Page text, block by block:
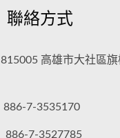
聯絡方式
815005 高雄市大社區
886-7-3535170
886-7-3527785